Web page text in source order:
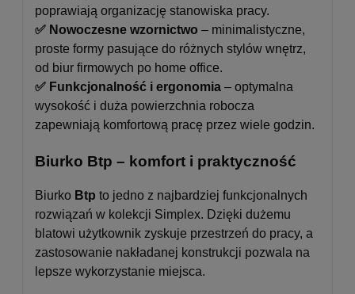
poprawiają organizację stanowiska pracy.
✅ Nowoczesne wzornictwo – minimalistyczne,
proste formy pasujące do różnych stylów wnętrz,
od biur firmowych po home office.
✅ Funkcjonalność i ergonomia – optymalna
wysokość i duża powierzchnia robocza
zapewniają komfortową pracę przez wiele godzin.
Biurko Btp – komfort i praktyczność
Biurko Btp to jedno z najbardziej funkcjonalnych
rozwiązań w kolekcji Simplex. Dzięki dużemu
blatowi użytkownik zyskuje przestrzeń do pracy, a
zastosowanie nakładanej konstrukcji pozwala na
lepsze wykorzystanie miejsca.